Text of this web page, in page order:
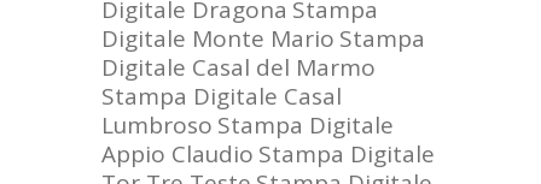
Digitale Dragona Stampa
Digitale Monte Mario Stampa
Digitale Casal del Marmo
Stampa Digitale Casal
Lumbroso Stampa Digitale
Appio Claudio Stampa Digitale